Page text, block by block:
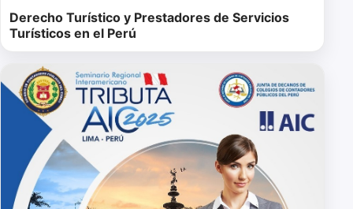
Derecho Turístico y Prestadores de Servicios
Turísticos en el Perú